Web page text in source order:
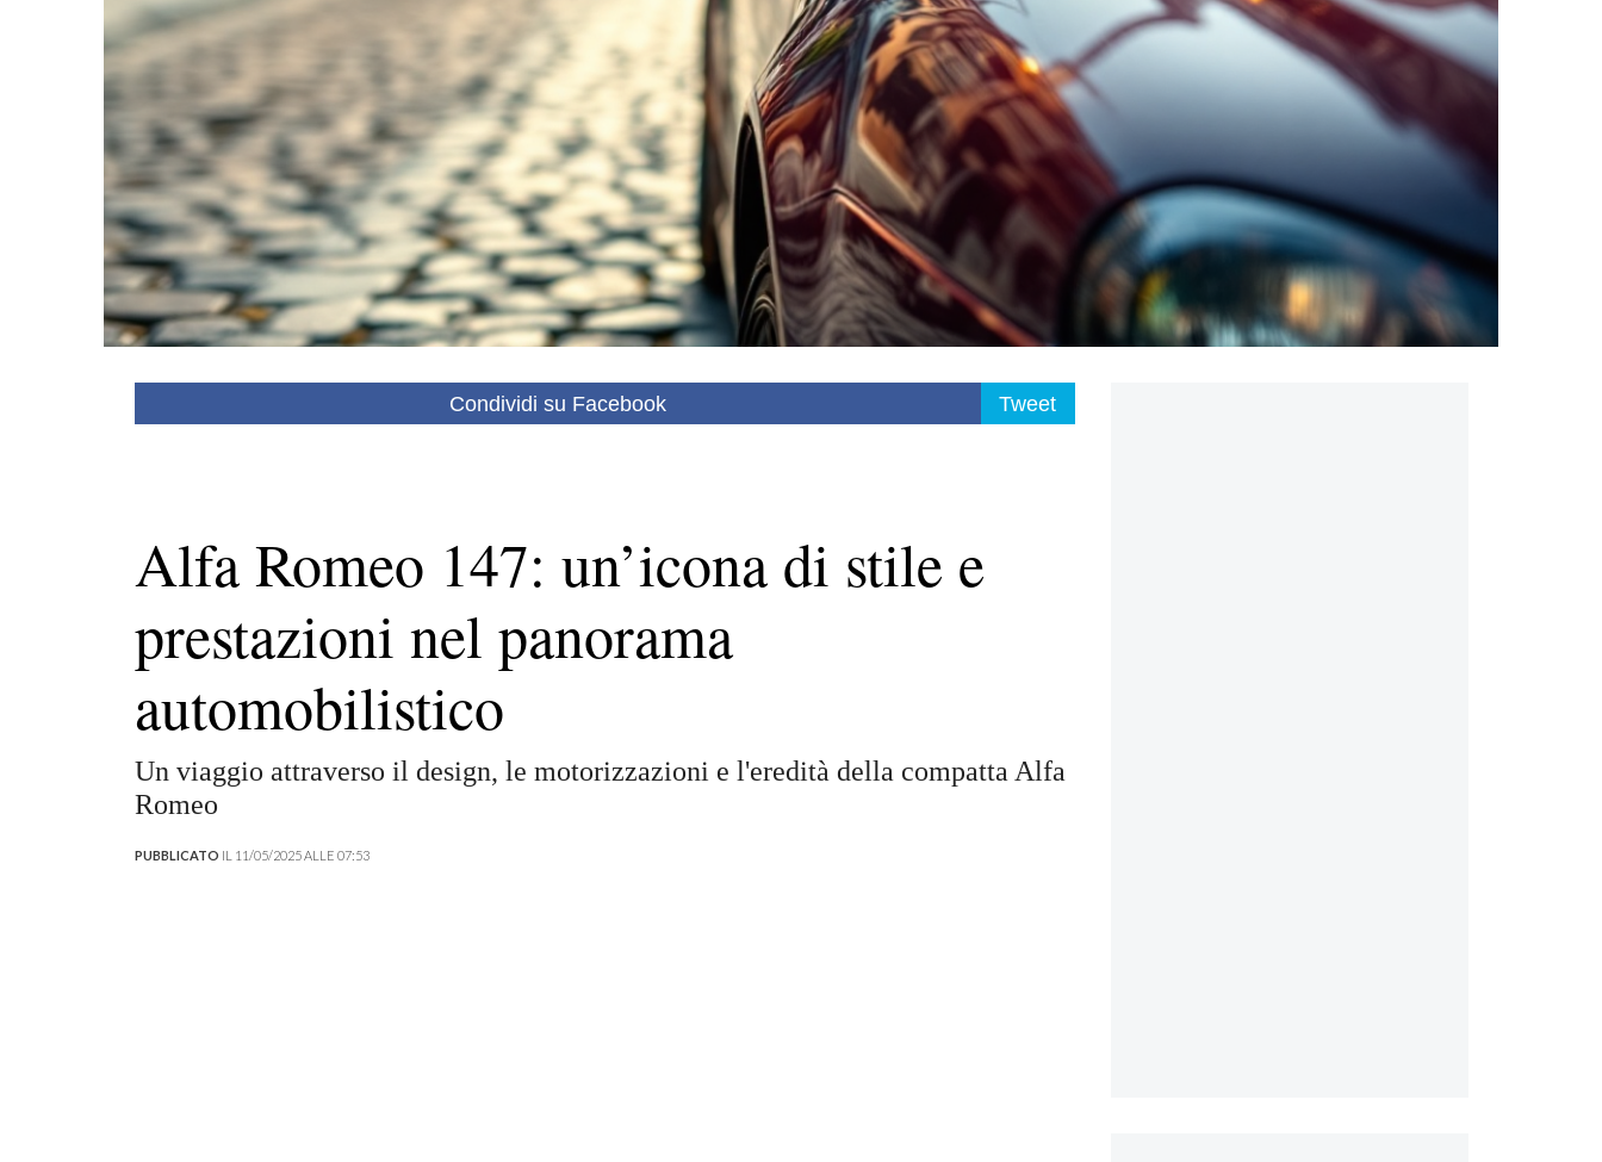
Condividi su Facebook Tweet
Alfa Romeo 147: un’icona di stile e
prestazioni nel panorama
automobilistico
Un viaggio attraverso il design, le motorizzazioni e l'eredità della compatta Alfa
Romeo
PUBBLICATO IL 11/05/2025 ALLE 07:53